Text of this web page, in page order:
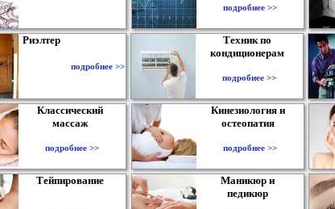
подробнее >>
Риэлтер
подробнее >>
Техник по
кондиционерам
подробнее >>
Классический
массаж
подробнее >>
Кинезиология и
остеопатия
подробнее >>
Тейпирование
Маникюр и
педикюр